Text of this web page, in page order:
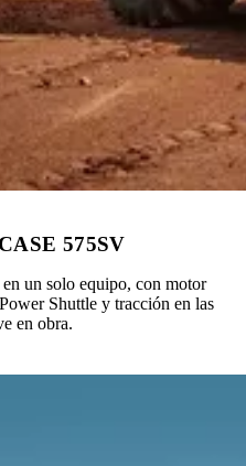
575SV
un solo equipo, con motor
Shuttle y tracción en las
en obra.